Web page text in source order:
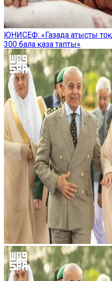
ЮНИСЕФ: «Газада атысты
300 бала қаза тапты»